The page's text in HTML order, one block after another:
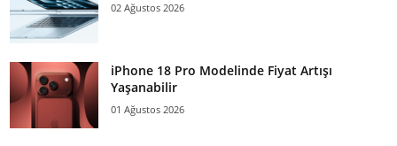
02 Ağustos 2026
iPhone 18 Pro Modelinde Fiyat Artışı
Yaşanabilir
01 Ağustos 2026